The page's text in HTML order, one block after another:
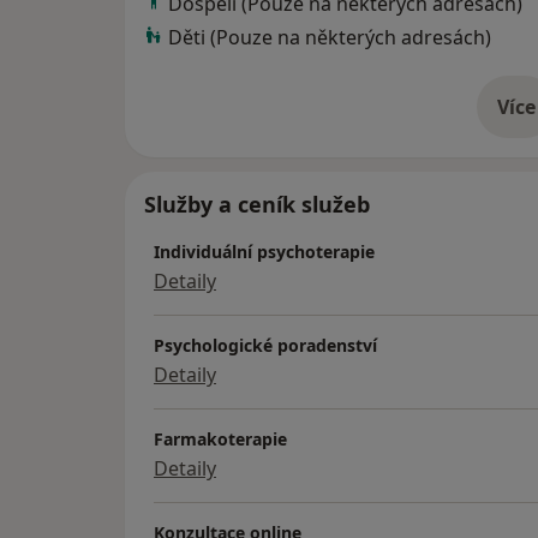
Děti (Pouze na některých adresách)
Více
o
Služby a ceník služeb
Individuální psychoterapie
Detaily
Psychologické poradenství
Detaily
Farmakoterapie
Detaily
Konzultace online